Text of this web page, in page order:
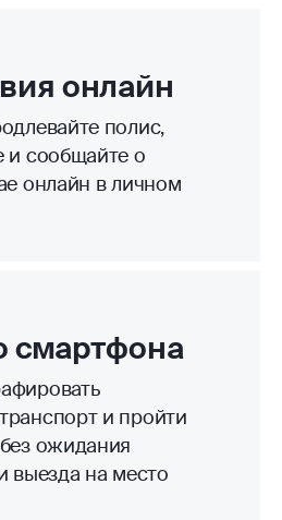
онлайн
полис,
и сообщайте о
онлайн в личном
смартфона
и пройти
ожидания
выезда на место